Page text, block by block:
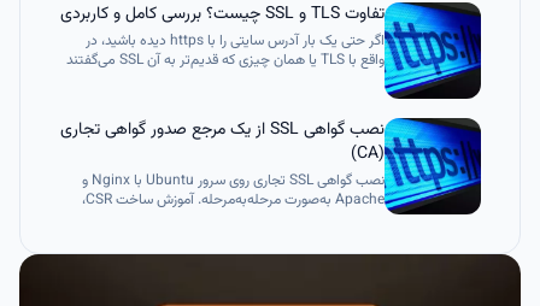
تفاوت TLS و SSL چیست؟ بررسی کامل و کاربردی
اگر حتی یک بار آدرس سایتی را با https دیده باشید، در
واقع با TLS یا همان چیزی که قدیم‌تر به آن SSL می‌گفتند
رمز عبور، داده‌های بانکی و اطلاعات شخصی در مسیر
اینترنت قابل شنود نباشد.نصب گواهی SSL از یک مرجع صدور گواهی تجاری
(CA)
نصب گواهی SSL تجاری روی سرور Ubuntu با Nginx و
Apache به‌صورت مرحله‌به‌مرحله. آموزش ساخت CSR،